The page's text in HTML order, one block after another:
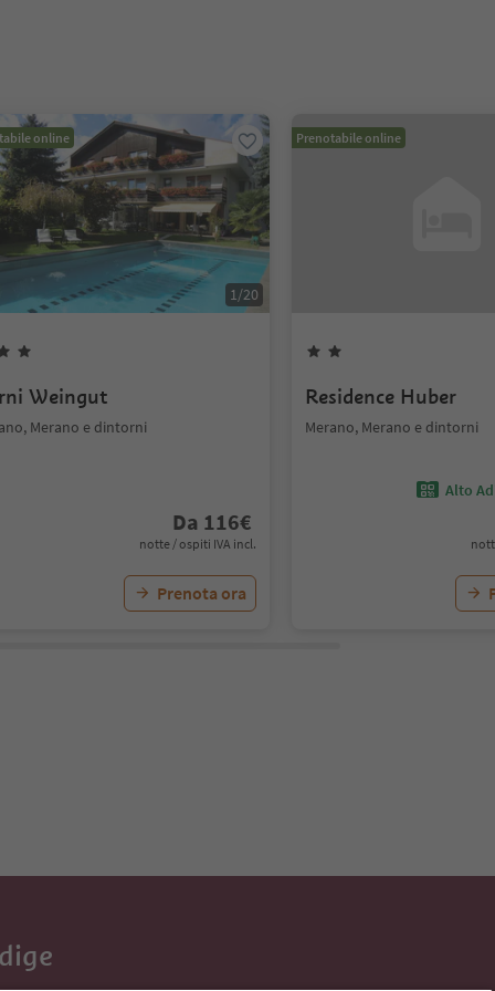
online
1/20
Weingut
Merano e dintorni
Da 116€
notte / ospiti IVA incl.
Prenota ora
Prenotabile online
Residence Huber
Merano, Merano e dintorni
Alto